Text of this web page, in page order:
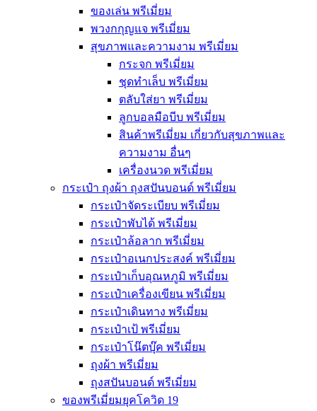
ของเล่น พรีเมี่ยม
พวงกกุญแจ พรีเมี่ยม
สุขภาพและความงาม พรีเมี่ยม
กระจก พรีเมี่ยม
ชุดทำเล็บ พรีเมี่ยม
ตลับใส่ยา พรีเมี่ยม
ลูกบอลมือบีบ พรีเมี่ยม
สินค้าพรีเมี่ยม เกี่ยวกับสุขภาพและ
ความงาม อื่นๆ
เครื่องนวด พรีเมี่ยม
กระเป๋า ถุงผ้า ถุงสปันบอนด์ พรีเมี่ยม
กระเป๋าจัดระเบียบ พรีเมี่ยม
กระเป๋าพับได้ พรีเมี่ยม
กระเป๋าล้อลาก พรีเมี่ยม
กระเป๋าอเนกประสงค์ พรีเมี่ยม
กระเป๋าเก็บอุณหภูมิ พรีเมี่ยม
กระเป๋าเครื่องเขียน พรีเมี่ยม
กระเป๋าเดินทาง พรีเมี่ยม
กระเป๋าเป้ พรีเมี่ยม
กระเป๋าโน๊ตบุ๊ค พรีเมี่ยม
ถุงผ้า พรีเมี่ยม
ถุงสปันบอนด์ พรีเมี่ยม
ของพรีเมี่ยมยุคโควิด 19